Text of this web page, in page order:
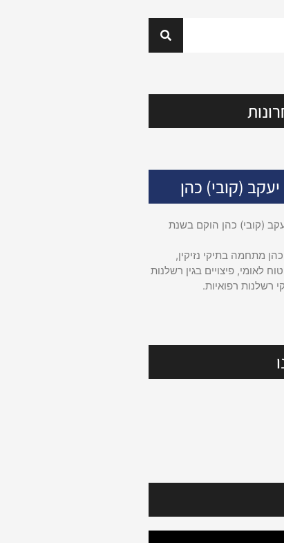
(קובי) כהן
(קובי) כהן הוקם בשנת
מתחמה בתיקי נזיקין,
לאומי, פיצויים בגין רשלנות
רשלנות רפואיות.